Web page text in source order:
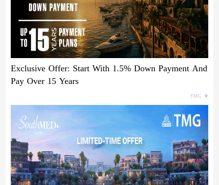
Exclusive Offer: Start With 1.5% Down Payment And
Pay Over 15 Years
TMG